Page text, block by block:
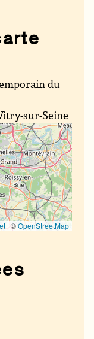
du
sur-Seine
|©OpenStreetMap